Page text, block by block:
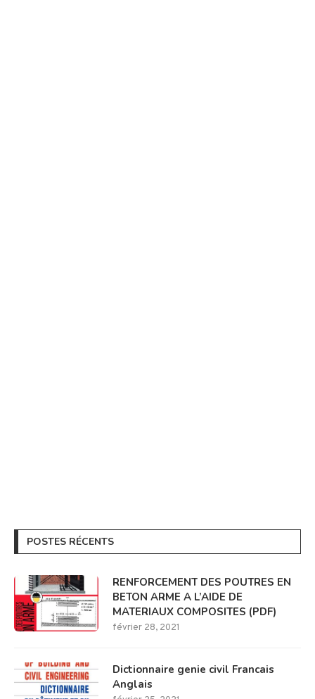
POSTES RÉCENTS
RENFORCEMENT DES POUTRES EN
BETON ARME A L’AIDE DE
MATERIAUX COMPOSITES (PDF)
février 28, 2021
Dictionnaire genie civil Francais
Anglais